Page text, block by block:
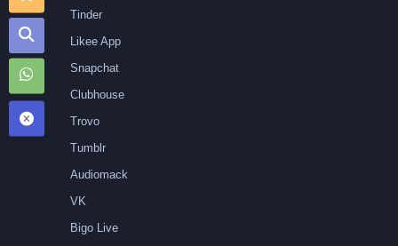
Tinder
Likee App
Snapchat
Clubhouse
Trovo
Tumblr
Audiomack
VK
Bigo Live